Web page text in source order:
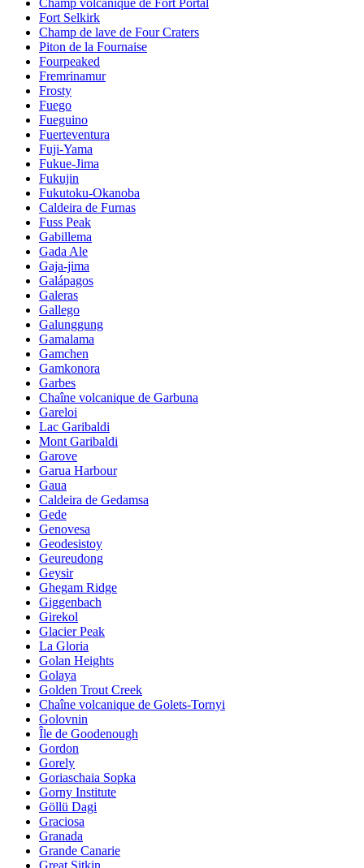
Fort Selkirk
Champ de lave de Four Craters
Piton de la Fournaise
Fourpeaked
Fremrinamur
Frosty
Fuego
Fueguino
Fuerteventura
Fuji-Yama
Fukue-Jima
Fukujin
Fukutoku-Okanoba
Caldeira de Furnas
Fuss Peak
Gabillema
Gada Ale
Gaja-jima
Galápagos
Galeras
Gallego
Galunggung
Gamalama
Gamchen
Gamkonora
Garbes
Chaîne volcanique de Garbuna
Gareloi
Lac Garibaldi
Mont Garibaldi
Garove
Garua Harbour
Gaua
Caldeira de Gedamsa
Gede
Genovesa
Geodesistoy
Geureudong
Geysir
Ghegam Ridge
Giggenbach
Girekol
Glacier Peak
La Gloria
Golan Heights
Golaya
Golden Trout Creek
Chaîne volcanique de Golets-Tornyi
Golovnin
Île de Goodenough
Gordon
Gorely
Goriaschaia Sopka
Gorny Institute
Göllü Dagi
Graciosa
Granada
Grande Canarie
Great Sitkin